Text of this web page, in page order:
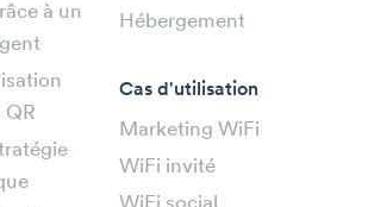
à un
QR
Hébergement
Cas d'utilisation
Marketing WiFi
WiFi invité